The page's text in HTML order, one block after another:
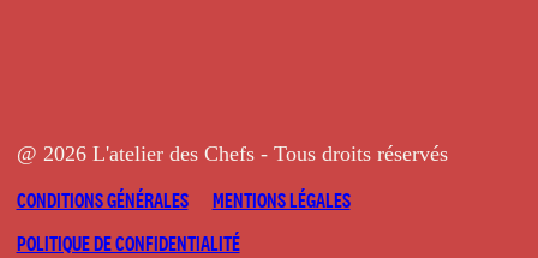
@ 2026 L'atelier des Chefs - Tous droits réservés
CONDITIONS GÉNÉRALES
MENTIONS LÉGALES
POLITIQUE DE CONFIDENTIALITÉ